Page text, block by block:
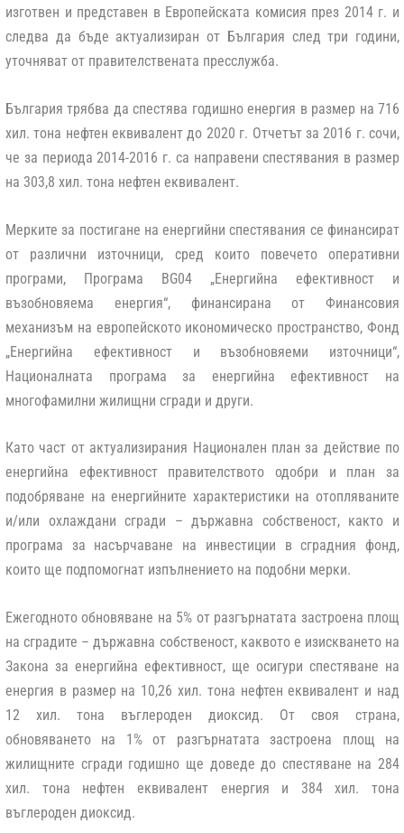
изготвен и представен в Европейската комисия през 2014 г. и
следва да бъде актуализиран от България след три години,
уточняват от правителствената пресслужба.
България трябва да спестява годишно енергия в размер на 716
хил. тона нефтен еквивалент до 2020 г. Отчетът за 2016 г. сочи,
че за периода 2014-2016 г. са направени спестявания в размер
на 303,8 хил. тона нефтен еквивалент.
Мерките за постигане на енергийни спестявания се финансират
от различни източници, сред които повечето оперативни
програми, Програма BG04 „Енергийна ефективност и
възобновяема енергия“, финансирана от Финансовия
механизъм на европейското икономическо пространство, Фонд
„Енергийна ефективност и възобновяеми източници“,
Националната програма за енергийна ефективност на
многофамилни жилищни сгради и други.
Като част от актуализирания Национален план за действие по
енергийна ефективност правителството одобри и план за
подобряване на енергийните характеристики на отопляваните
и/или охлаждани сгради – държавна собственост, както и
програма за насърчаване на инвестиции в сградния фонд,
които ще подпомогнат изпълнението на подобни мерки.
Ежегодното обновяване на 5% от разгърнатата застроена площ
на сградите – държавна собственост, каквото е изискването на
Закона за енергийна ефективност, ще осигури спестяване на
енергия в размер на 10,26 хил. тона нефтен еквивалент и над
12 хил. тона въглероден диоксид. От своя страна,
обновяването на 1% от разгърнатата застроена площ на
жилищните сгради годишно ще доведе до спестяване на 284
хил. тона нефтен еквивалент енергия и 384 хил. тона
въглероден диоксид.